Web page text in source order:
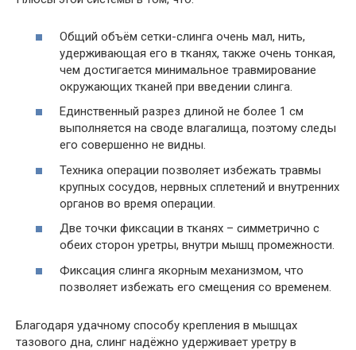
Общий объём сетки-слинга очень мал, нить,
удерживающая его в тканях, также очень тонкая,
чем достигается минимальное травмирование
окружающих тканей при введении слинга.
Единственный разрез длиной не более 1 см
выполняется на своде влагалища, поэтому следы
его совершенно не видны.
Техника операции позволяет избежать травмы
крупных сосудов, нервных сплетений и внутренних
органов во время операции.
Две точки фиксации в тканях – симметрично с
обеих сторон уретры, внутри мышц промежности.
Фиксация слинга якорным механизмом, что
позволяет избежать его смещения со временем.
Благодаря удачному способу крепления в мышцах
тазового дна, слинг надёжно удерживает уретру в